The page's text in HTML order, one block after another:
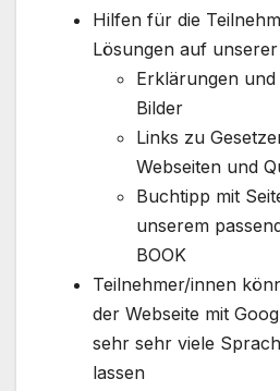
Hilfen für die
Lösungen auf unserer
Erklärungen
Bilder
Links zu
Webseiten und
Buchtipp mit
unserem
BOOK
Teilnehmer/innen
der Webseite mit
sehr sehr viele
lassen